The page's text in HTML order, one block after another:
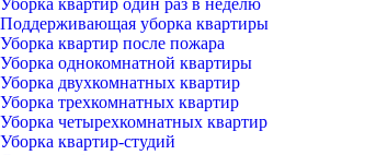
Уборка квартир один раз в неделю
Поддерживающая уборка квартиры
Уборка квартир после пожара
Уборка однокомнатной квартиры
Уборка двухкомнатных квартир
Уборка трехкомнатных квартир
Уборка четырехкомнатных квартир
Уборка квартир-студий